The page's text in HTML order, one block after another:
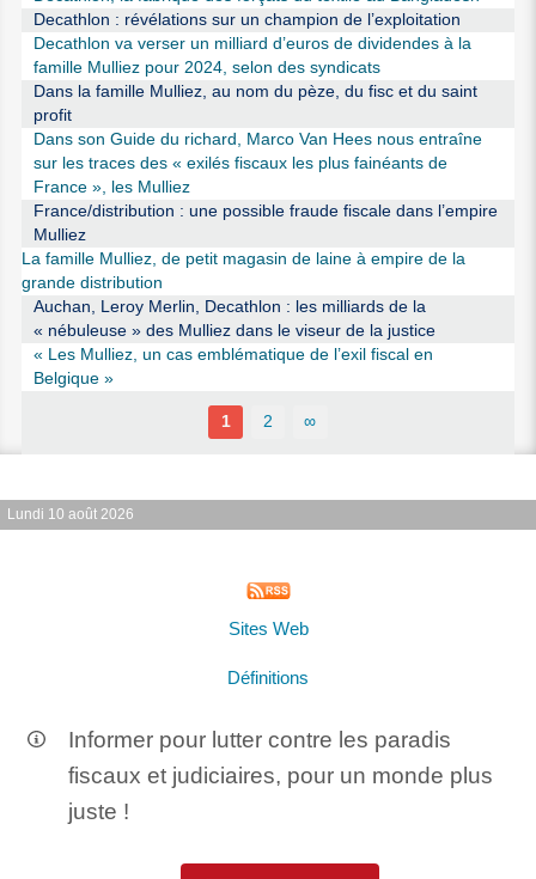
Decathlon : révélations sur un champion de l’exploitation
Decathlon va verser un milliard d’euros de dividendes à la
famille Mulliez pour 2024, selon des syndicats
Dans la famille Mulliez, au nom du pèze, du fisc et du saint
profit
Dans son Guide du richard, Marco Van Hees nous entraîne
sur les traces des « exilés fiscaux les plus fainéants de
France », les Mulliez
France/distribution : une possible fraude fiscale dans l’empire
Mulliez
La famille Mulliez, de petit magasin de laine à empire de la
grande distribution
Auchan, Leroy Merlin, Decathlon : les milliards de la
« nébuleuse » des Mulliez dans le viseur de la justice
« Les Mulliez, un cas emblématique de l’exil fiscal en
Belgique »
1 2 ∞
Lundi 10 août 2026
Sites Web
Définitions
Informer pour lutter contre les paradis
fiscaux et judiciaires, pour un monde plus
juste !